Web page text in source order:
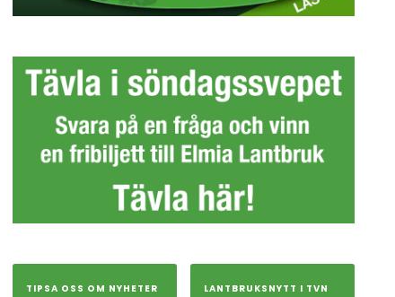
TIPSA OSS OM NYHETER LANTBRUKSNYTT I TVN